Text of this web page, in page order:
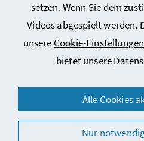
setzen. Wenn Sie dem
Videos abgespielt werden.
unsere Cookie-Einstellungen
bietet unsere
Alle Cookies
Nur
© 2026 Bundesministerium für
Pflege und